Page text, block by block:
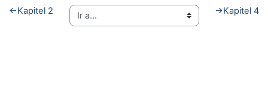
←Kapitel 2 →Kapitel 4